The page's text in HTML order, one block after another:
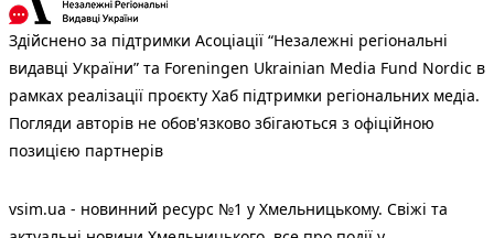
Здійснено за підтримки Асоціації “Незалежні регіональні
видавці України” та Foreningen Ukrainian Media Fund Nordic в
рамках реалізації проєкту Хаб підтримки регіональних медіа.
Погляди авторів не обов'язково збігаються з офіційною
позицією партнерів
vsim.ua - новинний ресурс №1 у Хмельницькому. Свіжі та